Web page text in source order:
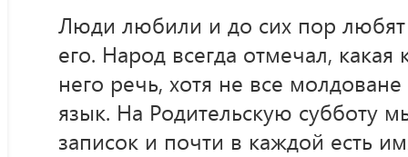
Люди любили и до сих пор
его. Народ всегда отмечал, какая
него речь, хотя не все
язык. На Родительскую субботу
записок и почти в каждой есть